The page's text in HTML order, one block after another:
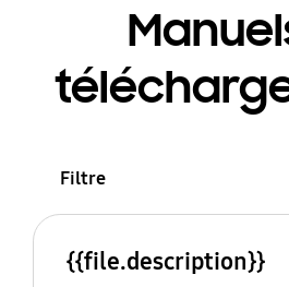
Filtre
{{file.description}}